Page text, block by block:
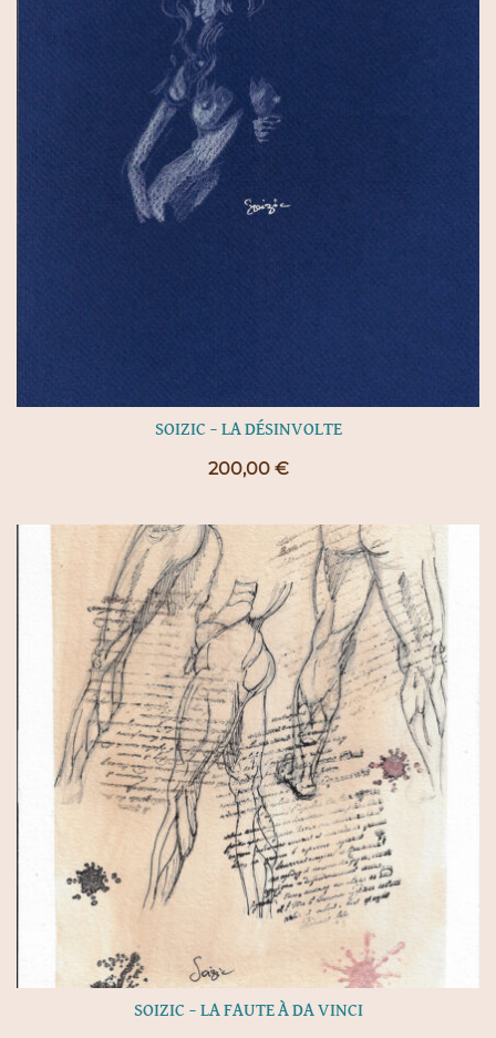
SOIZIC – LA DÉSINVOLTE
200,00 €
SOIZIC – LA FAUTE À DA VINCI